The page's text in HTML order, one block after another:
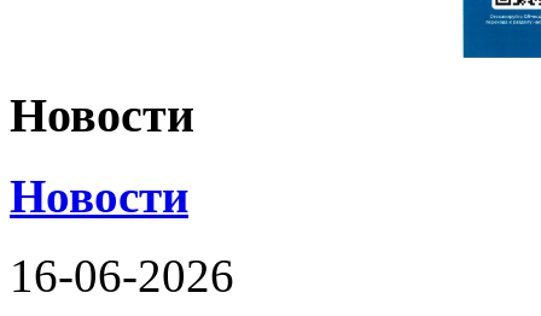
Новости
Новости
16-06-2026